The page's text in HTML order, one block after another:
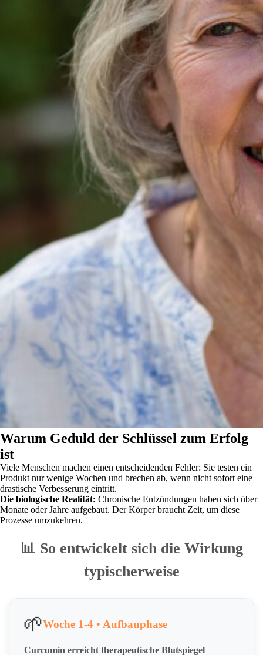
Warum Geduld der Schlüssel zum Erfolg
ist
Viele Menschen machen einen entscheidenden Fehler: Sie testen ein
Produkt nur wenige Wochen und brechen ab, wenn nicht sofort eine
drastische Verbesserung eintritt.
Die biologische Realität: Chronische Entzündungen haben sich über
Monate oder Jahre aufgebaut. Der Körper braucht Zeit, um diese
Prozesse umzukehren.
📊 So entwickelt sich die Wirkung
typischerweise
🌱Woche 1-4 • Aufbauphase
Curcumin erreicht therapeutische Blutspiegel